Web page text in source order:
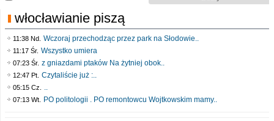
włocławianie piszą
11:38 Nd. Wczoraj przechodząc przez park na Słodowie..
11:17 Śr. Wszystko umiera
07:23 Śr. z gniazdami ptaków Na żytniej obok..
12:47 Pt. Czytaliście już :..
05:15 Cz. ..
07:13 Wt. PO politologii . PO remontowcu Wojtkowskim mamy..